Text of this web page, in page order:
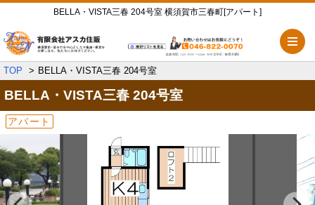
BELLA・VISTA三春 204号室 横須賀市三春町[アパート]
TOP BELLA・VISTA三春 204号室
BELLA・VISTA三春204号室
アパート